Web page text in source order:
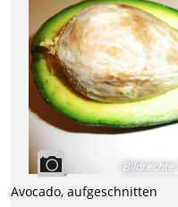
Bildrechte:
Avocado, aufgeschnitten